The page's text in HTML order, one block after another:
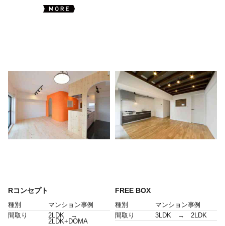
Rコンセプト
種別
マンション事例
間取り
2LDK →
2LDK+DOMA
FREE BOX
種別
マンション事例
間取り
3LDK → 2LDK